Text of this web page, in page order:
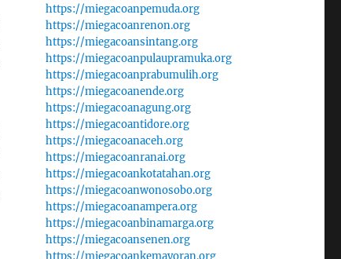
https://miegacoanpemuda.org
https://miegacoanrenon.org
https://miegacoansintang.org
https://miegacoanpulaupramuka.org
https://miegacoanprabumulih.org
https://miegacoanende.org
https://miegacoanagung.org
https://miegacoantidore.org
https://miegacoanaceh.org
https://miegacoanranai.org
https://miegacoankotatahan.org
https://miegacoanwonosobo.org
https://miegacoanampera.org
https://miegacoanbinamarga.org
https://miegacoansenen.org
https://miegacoankemayoran.org